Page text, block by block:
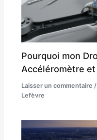
Pourquoi mon
Accéléromètre
Laisser un commentaire /
Lefèvre